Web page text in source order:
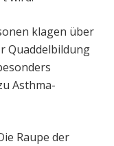
klagen über
Quaddelbildung
Asthma-
Raupe der